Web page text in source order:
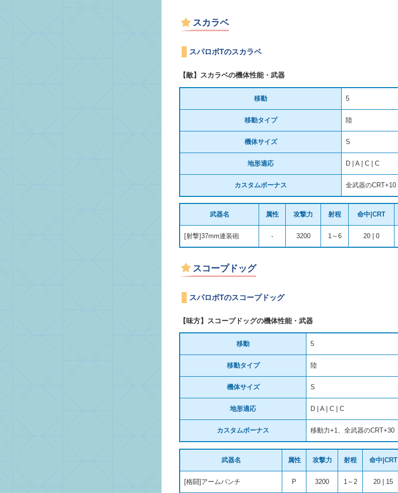
スカラベ
スパロボTのスカラベ
【敵】スカラベの機体性能・武器
移動 5
移動タイプ 陸
機体サイズ S
地形適応 D | A | C | C
カスタムボーナス 全武器のCRT+10
武器名 属性 攻撃力 射程 命中|CRT
[射撃]37mm連装砲 - 3200 1～6 20 | 0
スコープドッグ
スパロボTのスコープドッグ
【味方】スコープドッグの機体性能・武器
移動 5
移動タイプ 陸
機体サイズ S
地形適応 D | A | C | C
カスタムボーナス 移動力+1、全武器のCRT+30
武器名 属性 攻撃力 射程 命中|CRT
[格闘]アームパンチ P 3200 1～2 20 | 15